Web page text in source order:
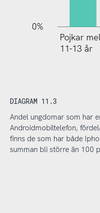
0%
Pojkar
11-13 år
DIAGRAM 11.3
Andel ungdomar som har
Androidmobiltelefon,
finns de som har både
summan bli större än 100